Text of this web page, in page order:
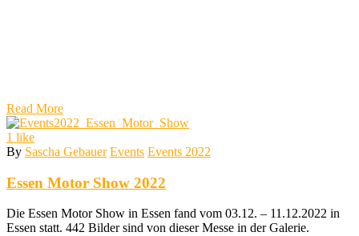
Read More
1 like
By Sascha Gebauer Events Events 2022
Essen Motor Show 2022
Die Essen Motor Show in Essen fand vom 03.12. – 11.12.2022 in
Essen statt. 442 Bilder sind von dieser Messe in der Galerie.